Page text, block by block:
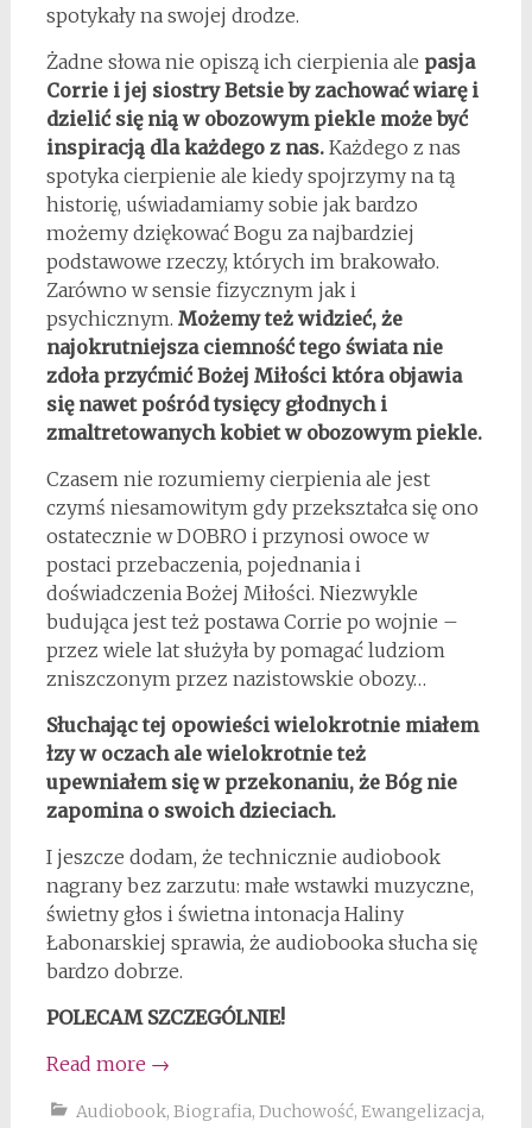
spotykały na swojej drodze.
Żadne słowa nie opiszą ich cierpienia ale pasja
Corrie i jej siostry Betsie by zachować wiarę i
dzielić się nią w obozowym piekle może być
inspiracją dla każdego z nas.Każdego z nas
spotyka cierpienie ale kiedy spojrzymy na tą
historię, uświadamiamy sobie jak bardzo
możemy dziękować Bogu za najbardziej
podstawowe rzeczy, których im brakowało.
Zarówno w sensie fizycznym jak i
psychicznym. Możemy też widzieć, że
najokrutniejsza ciemność tego świata nie
zdoła przyćmić Bożej Miłości która objawia
się nawet pośród tysięcy głodnych i
zmaltretowanych kobiet w obozowym piekle.
Czasem nie rozumiemy cierpienia ale jest
czymś niesamowitym gdy przekształca się ono
ostatecznie w DOBRO i przynosi owoce w
postaci przebaczenia, pojednania i
doświadczenia Bożej Miłości. Niezwykle
budująca jest też postawa Corrie po wojnie –
przez wiele lat służyła by pomagać ludziom
zniszczonym przez nazistowskie obozy…
Słuchając tej opowieści wielokrotnie miałem
łzy w oczach ale wielokrotnie też
upewniałem się w przekonaniu, że Bóg nie
zapomina o swoich dzieciach.
I jeszcze dodam, że technicznie audiobook
nagrany bez zarzutu: małe wstawki muzyczne,
świetny głos i świetna intonacja Haliny
Łabonarskiej sprawia, że audiobooka słucha się
bardzo dobrze.
POLECAM SZCZEGÓLNIE!
Read more →
Audiobook, Biografia, Duchowość, Ewangelizacja,